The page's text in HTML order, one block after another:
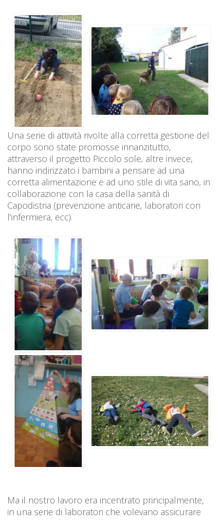
Una serie di attività rivolte alla corretta gestione del
corpo sono state promosse innanzitutto,
attraverso il progetto Piccolo sole, altre invece,
hanno indirizzato i bambini a pensare ad una
corretta alimentazione e ad uno stile di vita sano, in
collaborazione con la casa della sanità di
Capodistria (prevenzione anticarie, laboratori con
l’infermiera, ecc).
Ma il nostro lavoro era incentrato principalmente,
in una serie di laboratori che volevano assicurare